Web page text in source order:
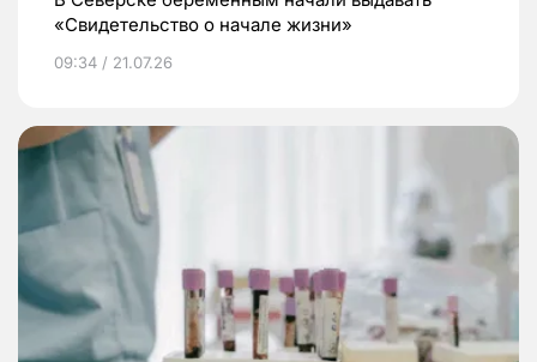
«Свидетельство о начале жизни»
09:34 / 21.07.26